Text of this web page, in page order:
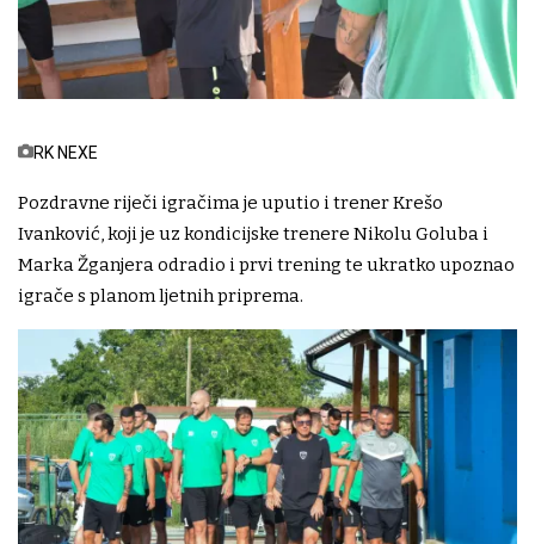
RK NEXE
Pozdravne riječi igračima je uputio i trener Krešo
Ivanković, koji je uz kondicijske trenere Nikolu Goluba i
Marka Žganjera odradio i prvi trening te ukratko upoznao
igrače s planom ljetnih priprema.